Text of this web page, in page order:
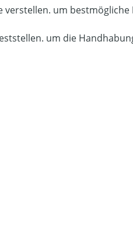
um
um die